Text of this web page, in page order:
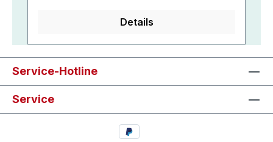
Details
Service-Hotline
Service